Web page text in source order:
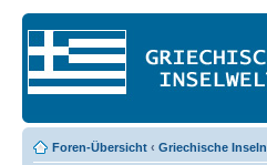
Foren-Übersicht ‹ Griechische Inseln